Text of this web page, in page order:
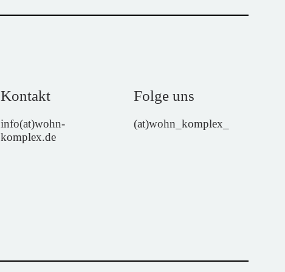
Kontakt
info(at)wohn-
komplex.de
Folge uns
(at)wohn_komplex_